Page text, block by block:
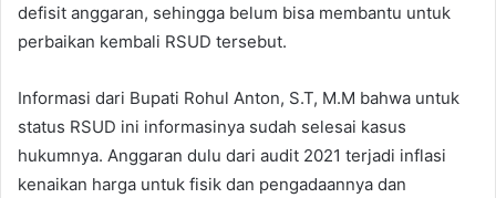
defisit anggaran, sehingga belum bisa membantu untuk
perbaikan kembali RSUD tersebut.
Informasi dari Bupati Rohul Anton, S.T, M.M bahwa untuk
status RSUD ini informasinya sudah selesai kasus
hukumnya. Anggaran dulu dari audit 2021 terjadi inflasi
kenaikan harga untuk fisik dan pengadaannya dan